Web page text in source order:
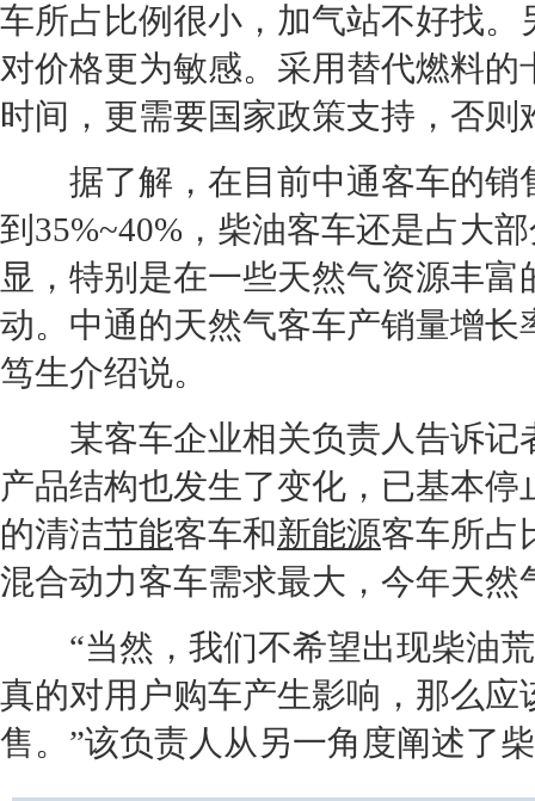
车所占比例很小，加气站不好找
对价格更为敏感。采用替代燃料
时间，更需要国家政策支持，否则
据了解，在目前中通客车的销
到35%~40%，柴油客车还是占大
显，特别是在一些天然气资源丰
动。中通的天然气客车产销量增长
笃生介绍说。
某客车企业相关负责人告诉记
产品结构也发生了变化，已基本
的清洁节能客车和新能源客车所占
混合动力客车需求最大，今年天
“当然，我们不希望出现柴油荒
真的对用户购车产生影响，那么
售。”该负责人从另一角度阐述了